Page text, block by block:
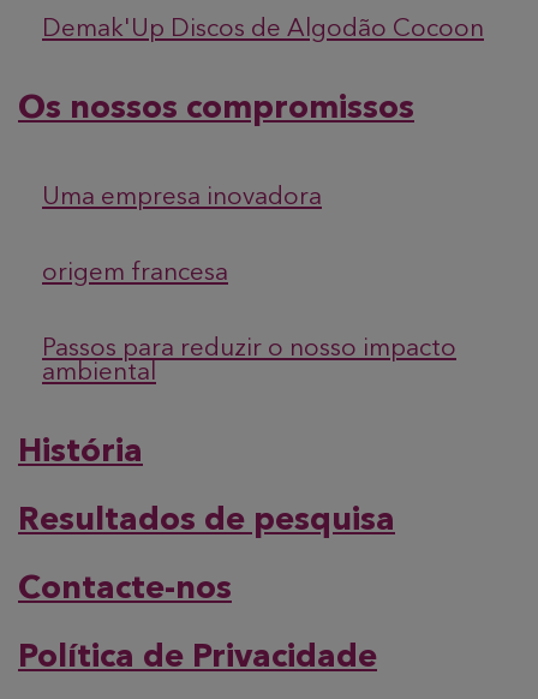
Demak'Up Discos de Algodão Cocoon
Os nossos compromissos
Uma empresa inovadora
origem francesa
Passos para reduzir o nosso impacto
ambiental
História
Resultados de pesquisa
Contacte-nos
Política de Privacidade